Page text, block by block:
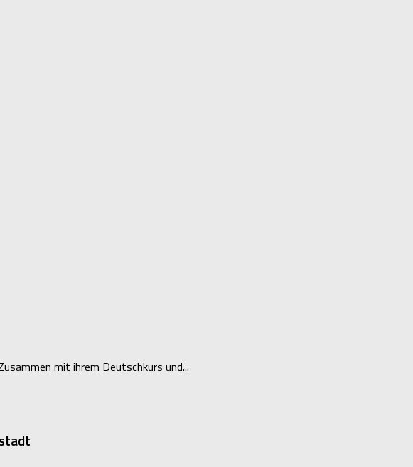
mit ihrem Deutschkurs und...